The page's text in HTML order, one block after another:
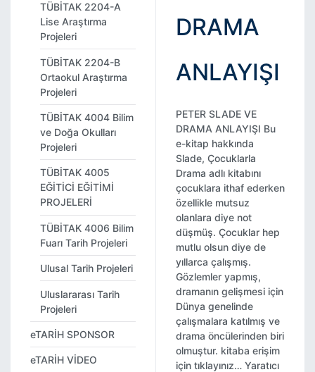
DRAMA
ANLAYIŞI
PETER SLADE VE
DRAMA ANLAYIŞI Bu
e-kitap hakkında
Slade, Çocuklarla
Drama adlı kitabını
çocuklara ithaf ederken
özellikle mutsuz
olanlara diye not
düşmüş. Çocuklar hep
mutlu olsun diye de
yıllarca çalışmış.
Gözlemler yapmış,
dramanın gelişmesi için
Dünya genelinde
çalışmalara katılmış ve
drama öncülerinden biri
olmuştur. kitaba erişim
için tıklayınız… Yaratıcı
TÜBİTAK 2204-A
Lise Araştırma
Projeleri
TÜBİTAK 2204-B
Ortaokul Araştırma
Projeleri
TÜBİTAK 4004 Bilim
ve Doğa Okulları
Projeleri
TÜBİTAK 4005
EĞİTİCİ EĞİTİMİ
PROJELERİ
TÜBİTAK 4006 Bilim
Fuarı Tarih Projeleri
Ulusal Tarih Projeleri
Uluslararası Tarih
Projeleri
eTARİH SPONSOR
eTARİH VİDEO